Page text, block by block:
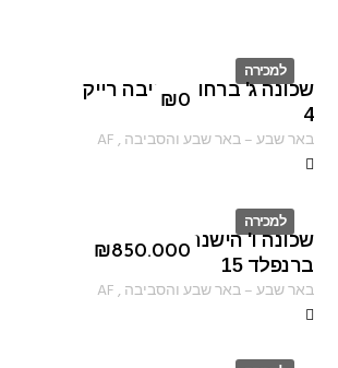
למכירה
ID
₪0
שכונה ג' ברחוב חביבה רייק
4
באר שבע–באר שבע והסביבה ,
AF
למכירה
ID
₪850.000
שכונה ו' הישנה ברחוב
ברנפלד 15
באר שבע–באר שבע והסביבה ,
AF